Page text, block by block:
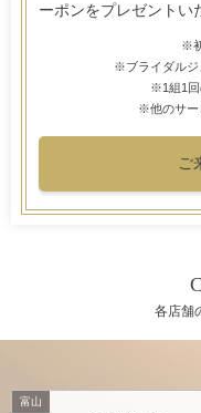
ーポンをプレゼントい
※
※ブライダルジ
※1組1回
※他のサー
ご
各店舗
富山